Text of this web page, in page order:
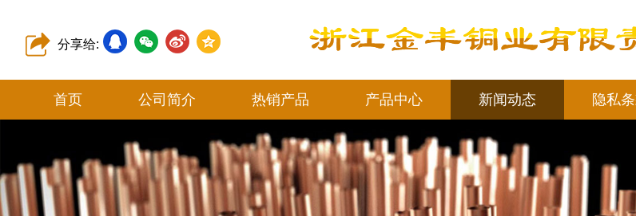
分享给:
首页 公司简介 热销产品 产品中心 新闻动态 隐私